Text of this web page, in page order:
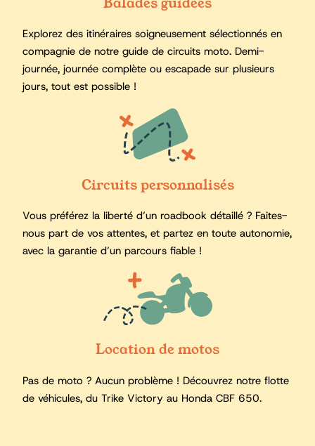
Explorez des itinéraires soigneusement sélectionnés en
compagnie de notre guide de circuits moto. Demi-
journée, journée complète ou escapade sur plusieurs
jours, tout est possible !
Circuits personnalisés
Vous préférez la liberté d’un roadbook détaillé ? Faites-
nous part de vos attentes, et partez en toute autonomie,
avec la garantie d’un parcours fiable !
Location de motos
Pas de moto ? Aucun problème ! Découvrez notre flotte
de véhicules, du Trike Victory au Honda CBF 650.